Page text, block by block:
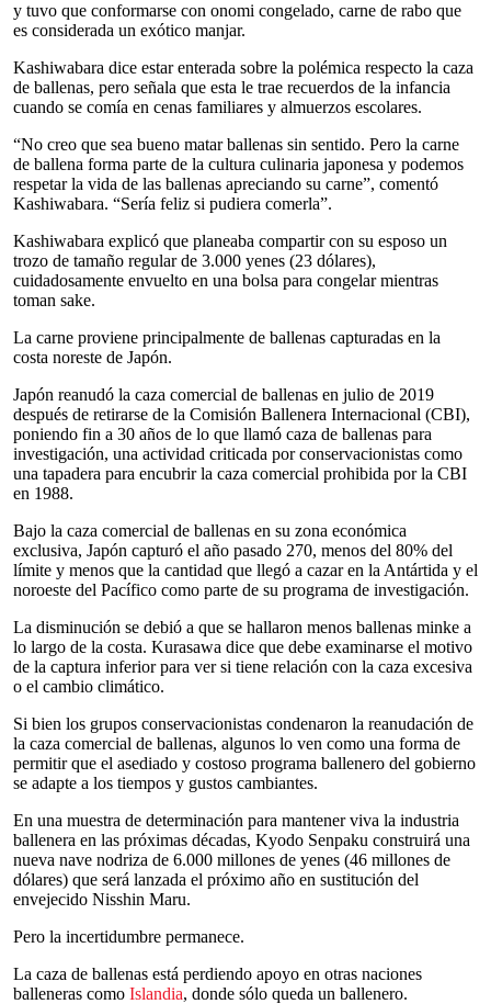
y tuvo que conformarse con onomi congelado, carne de rabo que
es considerada un exótico manjar.
Kashiwabara dice estar enterada sobre la polémica respecto la caza
de ballenas, pero señala que esta le trae recuerdos de la infancia
cuando se comía en cenas familiares y almuerzos escolares.
“No creo que sea bueno matar ballenas sin sentido. Pero la carne
de ballena forma parte de la cultura culinaria japonesa y podemos
respetar la vida de las ballenas apreciando su carne”, comentó
Kashiwabara. “Sería feliz si pudiera comerla”.
Kashiwabara explicó que planeaba compartir con su esposo un
trozo de tamaño regular de 3.000 yenes (23 dólares),
cuidadosamente envuelto en una bolsa para congelar mientras
toman sake.
La carne proviene principalmente de ballenas capturadas en la
costa noreste de Japón.
Japón reanudó la caza comercial de ballenas en julio de 2019
después de retirarse de la Comisión Ballenera Internacional (CBI),
poniendo fin a 30 años de lo que llamó caza de ballenas para
investigación, una actividad criticada por conservacionistas como
una tapadera para encubrir la caza comercial prohibida por la CBI
en 1988.
Bajo la caza comercial de ballenas en su zona económica
exclusiva, Japón capturó el año pasado 270, menos del 80% del
límite y menos que la cantidad que llegó a cazar en la Antártida y el
noroeste del Pacífico como parte de su programa de investigación.
La disminución se debió a que se hallaron menos ballenas minke a
lo largo de la costa. Kurasawa dice que debe examinarse el motivo
de la captura inferior para ver si tiene relación con la caza excesiva
o el cambio climático.
Si bien los grupos conservacionistas condenaron la reanudación de
la caza comercial de ballenas, algunos lo ven como una forma de
permitir que el asediado y costoso programa ballenero del gobierno
se adapte a los tiempos y gustos cambiantes.
En una muestra de determinación para mantener viva la industria
ballenera en las próximas décadas, Kyodo Senpaku construirá una
nueva nave nodriza de 6.000 millones de yenes (46 millones de
dólares) que será lanzada el próximo año en sustitución del
envejecido Nisshin Maru.
Pero la incertidumbre permanece.
La caza de ballenas está perdiendo apoyo en otras naciones
balleneras como Islandia, donde sólo queda un ballenero.